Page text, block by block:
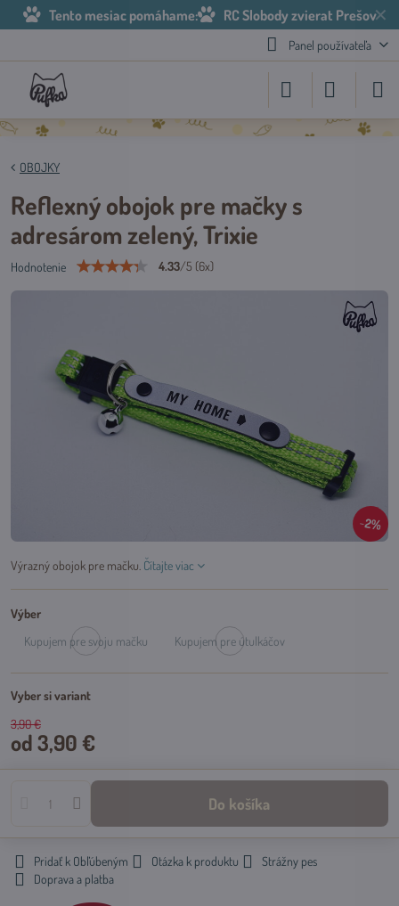
✕
Tento mesiac pomáhame: RC Slobody zvierat Prešov
Panel používateľa
2%
OBOJKY
Reflexný obojok pre mačky s
adresárom zelený, Trixie
Hodnotenie 4.33/5 (6x)
Výrazný obojok pre mačku. Čítajte viac
Výber
Kupujem pre svoju mačku
Kupujem pre útulkáčov
Vyber si variant
3,90 €
od 3,90 €
Do košíka
Pridať k Obľúbeným Otázka k produktu
Strážny pes
Doprava a platba